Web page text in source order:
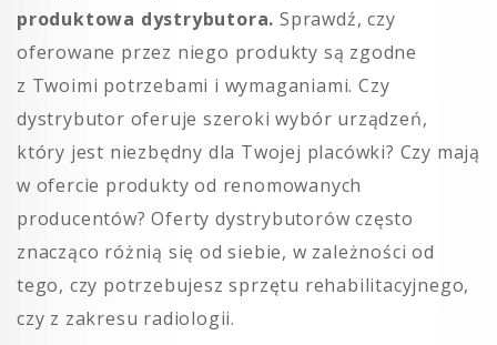
produktowa dystrybutora. Sprawdź, czy
oferowane przez niego produkty są zgodne
z Twoimi potrzebami i wymaganiami. Czy
dystrybutor oferuje szeroki wybór urządzeń,
który jest niezbędny dla Twojej placówki? Czy mają
w ofercie produkty od renomowanych
producentów? Oferty dystrybutorów często
znacząco różnią się od siebie, w zależności od
tego, czy potrzebujesz sprzętu rehabilitacyjnego,
czy z zakresu radiologii.